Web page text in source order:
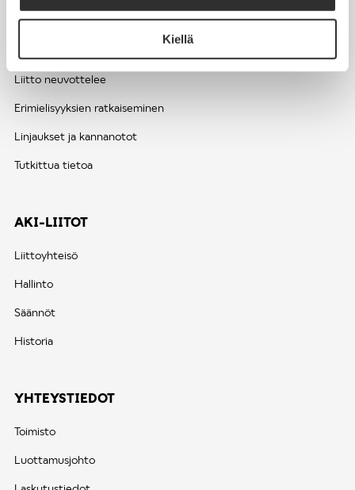
Kiellä
EDUNVALVONTA
Liitto neuvottelee
Erimielisyyksien ratkaiseminen
Linjaukset ja kannanotot
Tutkittua tietoa
AKI-LIITOT
Liittoyhteisö
Hallinto
Säännöt
Historia
YHTEYSTIEDOT
Toimisto
Luottamusjohto